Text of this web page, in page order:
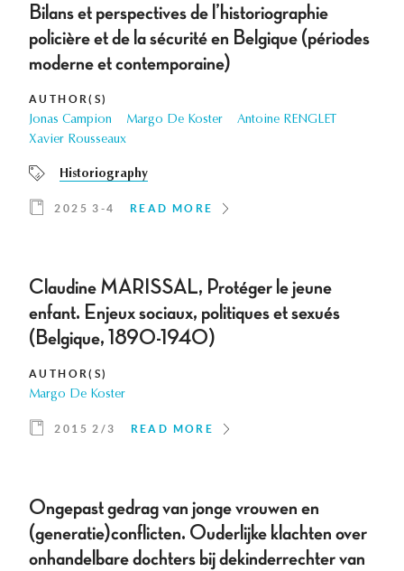
Bilans et perspectives de l’historiographie
policière et de la sécurité en Belgique (périodes
moderne et contemporaine)
AUTHOR(S)
Jonas Campion Margo De Koster
Antoine RENGLET
Xavier Rousseaux
Historiography
2025 3-4 READ MORE
Claudine MARISSAL, Protéger le jeune
enfant. Enjeux sociaux, politiques et sexués
(Belgique, 1890-1940)
AUTHOR(S)
Margo De Koster
2015 2/3 READ MORE
Ongepast gedrag van jonge vrouwen en
(generatie)conflicten. Ouderlijke klachten over
onhandelbare dochters bij dekinderrechter van